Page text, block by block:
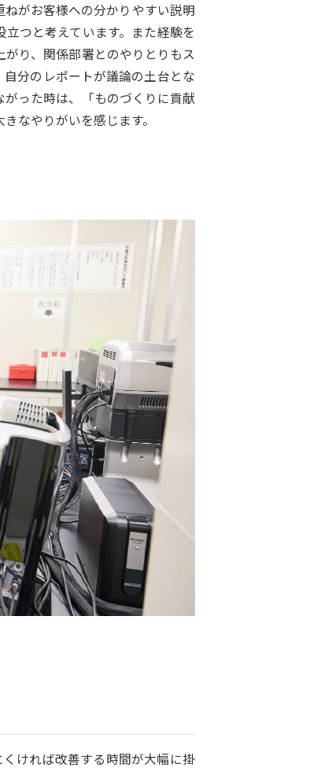
ねがお客様への分かりやすい説明
つと考えています。また経験を
り、関係部署とのやりとりもス
分のレポートが議論の土台とな
がった時は、「ものづくりに貢献
なやりがいを感じます。
ければ改善する時間が大幅に掛